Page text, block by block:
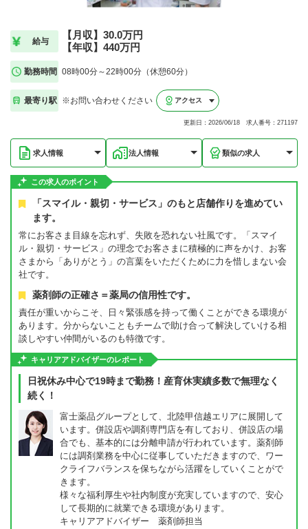
給与
【月収】30.0万円
【年収】440万円
勤務時間 08時00分～22時00分（休憩60分）
最寄り駅 ※お問い合わせください アクセス
更新日：2026/06/18 求人番号：271197
求人情報 法人情報 類似の求人
この求人のポイント
「スマイル・親切・サービス」のもと店舗作りを進めてい
ます。
常にお客さま目線を忘れず、失敗を恐れない社風です。「スマイ
ル・親切・サービス」の理念でお客さまに積極的に声をかけ、お客
さまから「ありがとう」の言葉をいただくために力を惜しまない会
社です。
薬剤師の正確さ＝薬局の信用性です。
責任が重いからこそ、日々緊張感を持って働くことができる環境が
あります。分からないこともチームで助け合って解決していける相
談しやすい仲間がいるのも特徴です。
キャリアアドバイザーのレポート
日祝休み中心で19時まで勤務！産育休実績多数で無理なく
続く！
富士薬品グループとして、北陸甲信越エリアに展開して
います。併設店や調剤専門店を有しており、併設店の場
合でも、基本的には分離申請が行われています。薬剤師
には調剤業務を中心に従事していただきますので、ワー
クライフバランスを保ちながら活躍をしていくことがで
きます。
様々な福利厚生や社内制度が充実していますので、安心
して長期的に就業できる環境があります。
キャリアアドバイザー 薬剤師担当